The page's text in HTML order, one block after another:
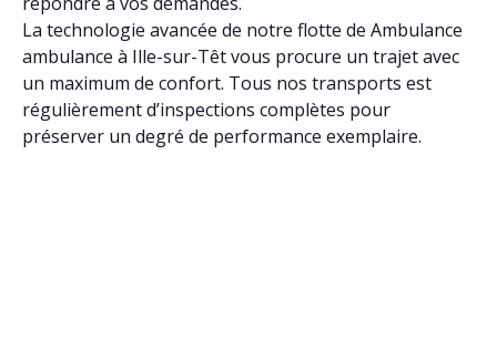
La technologie avancée de notre flotte de Ambulance
ambulance à Ille-sur-Têt vous procure un trajet avec
un maximum de confort. Tous nos transports est
régulièrement d’inspections complètes pour
préserver un degré de performance exemplaire.